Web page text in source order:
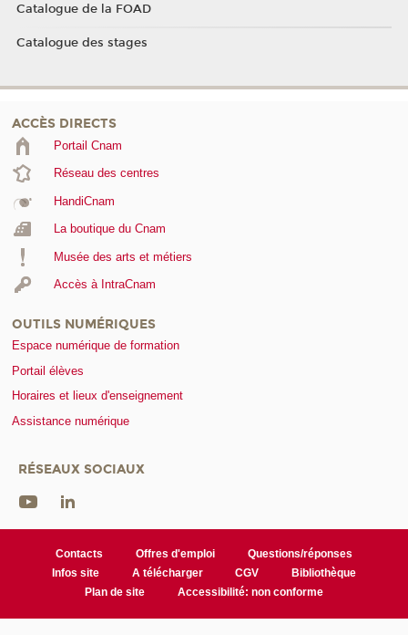
Catalogue de la FOAD
Catalogue des stages
ACCÈS DIRECTS
Portail Cnam
Réseau des centres
HandiCnam
La boutique du Cnam
Musée des arts et métiers
Accès à IntraCnam
OUTILS NUMÉRIQUES
Espace numérique de formation
Portail élèves
Horaires et lieux d'enseignement
Assistance numérique
RÉSEAUX SOCIAUX
Contacts Offres d'emploi
Questions/réponses
Infos site
A télécharger CGV
Bibliothèque
Plan de site
Accessibilité: non conforme